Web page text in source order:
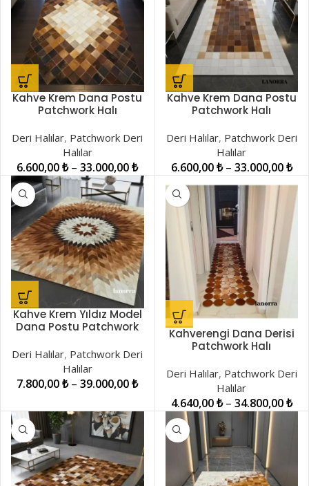
Kahve Krem Dana Postu
Patchwork Halı
Deri Halılar, Patchwork Deri
Halılar
6.600,00₺ –33.000,00₺
Kahve Krem Dana Postu
Patchwork Halı
Deri Halılar, Patchwork Deri
Halılar
6.600,00₺ – 33.000,00₺
Kahve Krem Yıldız Model
Dana Postu Patchwork
Deri Halılar, Patchwork Deri
Halılar
7.800,00₺ –39.000,00₺
Kahverengi Dana Derisi
Patchwork Halı
Deri Halılar, Patchwork Deri
Halılar
4.640,00₺ – 34.800,00₺